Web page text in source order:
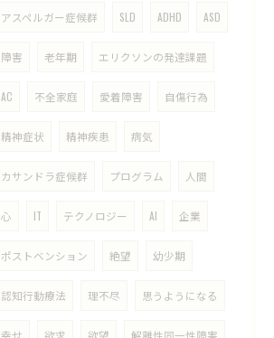
アスペルガー症候群 SLD ADHD ASD
障害 老年期 エリクソンの発達課題
AC 不全家庭 愛着障害 自傷行為
精神症状 精神疾患 病気
カサンドラ症候群 プログラム 人間
心 IT テクノロジー AI 企業
ポストベンション 絶望 幼少期
認知行動療法 理不尽 思うようになる
幸せ 欲求 欲望 解離性同一性障害